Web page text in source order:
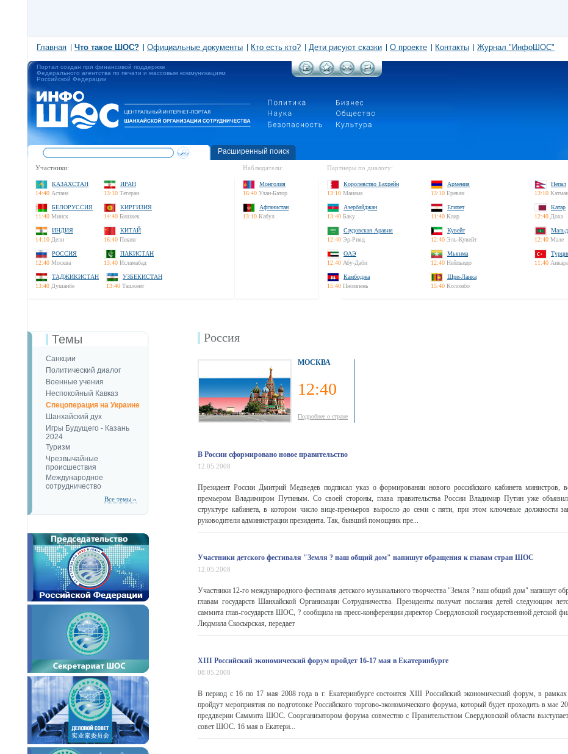
Главная Что такое ШОС? Официальные документы Кто есть кто? Дети рисуют сказки О проекте Контакты Журнал "ИнфоШОС"
Портал создан при финансовой поддержке
Федерального агентства по печати и массовым коммуникациям
Российской Федерации
Расширенный поиск
Участники:
КАЗАХСТАН
14:40 Астана
ИРАН
13:10 Тегеран
БЕЛОРУССИЯ
11:40 Минск
КИРГИЗИЯ
14:40 Бишкек
ИНДИЯ
14:10 Дели
КИТАЙ
16:40 Пекин
РОССИЯ
12:40 Москва
ПАКИСТАН
13:40 Исламабад
ТАДЖИКИСТАН
13:40 Душанбе
УЗБЕКИСТАН
13:40 Ташкент
Наблюдатели:
Монголия
16:40 Улан-Батор
Афганистан
13:10 Кабул
Партнеры по диалогу:
Королевство Бахрейн
13:10 Манама
Армения
13:10 Ереван
Непал
13:10
Азербайджан
13:40 Баку
Египет
11:40 Каир
Катар
12:40 Доха
Саудовская Аравия
12:40 Эр-Рияд
Кувейт
12:40 Эль-Кувейт
12:40 Мале
ОАЭ
12:40 Абу-Даби
Мьянма
12:40 Нейпьидо
11:40 Анкара
Камбоджа
15:40 Пномпень
Шри-Ланка
15:40 Коломбо
Темы
Санкции
Политический диалог
Военные учения
Неспокойный Кавказ
Спецоперация на Украине
Шанхайский дух
Игры Будущего - Казань
2024
Туризм
Чрезвычайные
происшествия
Международное
сотрудничество
Все темы »
Россия
МОСКВА
12:40
Подробнее о стране
В России сформировано новое правительство
12.05.2008
Президент России Дмитрий Медведев подписал указ о формировании нового российского кабинета министров,
премьером Владимиром Путиным. Со своей стороны, глава правительства России Владимир Путин уже
структуре кабинета, в котором число вице-премьеров выросло до семи с пяти, при этом ключевые должности
руководители администрации президента. Так, бывший помощник пре...
Участники детского фестиваля "Земля ? наш общий дом" напишут обращения к главам стран ШОС
12.05.2008
Участники 12-го международного фестиваля детского музыкального творчества "Земля ? наш общий дом" напишут
главам государств Шанхайской Организации Сотрудничества. Президенты получат послания детей следующим
саммита глав-государств ШОС, ? сообщила на пресс-конференции директор Свердловской государственной детской
Людмила Скосырская, передает
XIII Российский экономический форум пройдет 16-17 мая в Екатеринбурге
08.05.2008
В период с 16 по 17 мая 2008 года в г. Екатеринбурге состоится XIII Российский экономический форум, в рамках
пройдут мероприятия по подготовке Российского торгово-экономического форума, который будет проходить в мае
преддверии Саммита ШОС. Соорганизатором форума совместно с Правительством Свердловской области
совет ШОС. 16 мая в Екатери...